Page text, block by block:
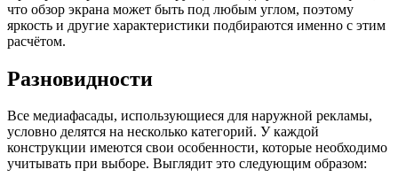
что обзор экрана может быть под любым углом, поэтому
яркость и другие характеристики подбираются именно с этим
расчётом.
Разновидности
Все медиафасады, использующиеся для наружной рекламы,
условно делятся на несколько категорий. У каждой
конструкции имеются свои особенности, которые необходимо
учитывать при выборе. Выглядит это следующим образом: